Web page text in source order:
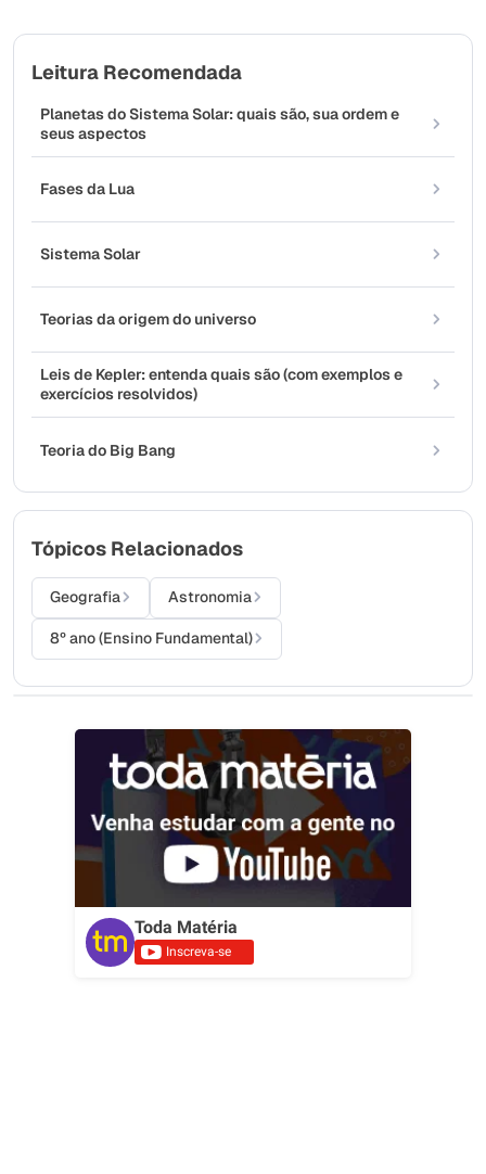
Leitura Recomendada
Planetas do Sistema Solar: quais são, sua ordem e
seus aspectos
Fases da Lua
Sistema Solar
Teorias da origem do universo
Leis de Kepler: entenda quais são (com exemplos e
exercícios resolvidos)
Teoria do Big Bang
Tópicos Relacionados
Geografia Astronomia
8º ano (Ensino Fundamental)
Toda Matéria
Inscreva-se